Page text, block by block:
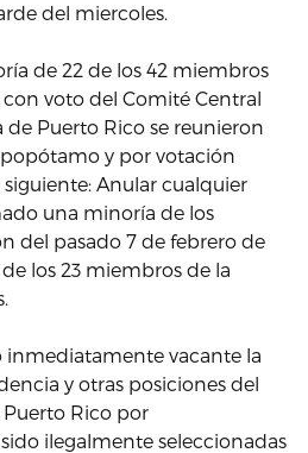
del miercoles.
de 22 de los 42 miembros
voto del Comité Central
Puerto Rico se reunieron
y por votación
Anular cualquier
una minoría de los
del pasado 7 de febrero de
los 23 miembros de la
inmediatamente vacante la
y otras posiciones del
Rico por
ilegalmente seleccionadas